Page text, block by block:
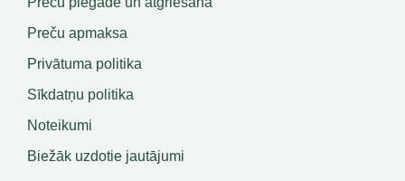
Preču apmaksa
Privātuma politika
Sīkdatņu politika
Noteikumi
Biežāk uzdotie jautājumi